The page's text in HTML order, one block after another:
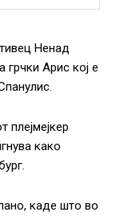
Ненад
грчки Арис кој е
плејмејкер
како
каде што во